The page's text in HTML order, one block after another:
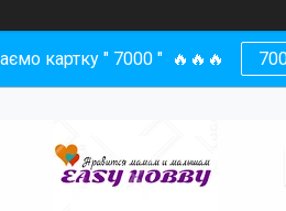
картку " 7000 " 🔥🔥🔥